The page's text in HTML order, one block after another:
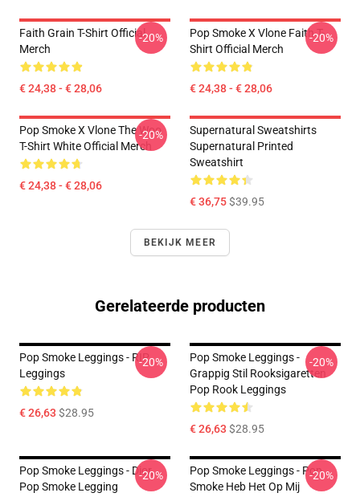
Faith Grain T-Shirt Official
Merch
€ 24,38 - € 28,06
-20%
Pop Smoke X Vlone Faith T-
Shirt Official Merch
€ 24,38 - € 28,06
-20%
Pop Smoke X Vlone The Woo
T-Shirt White Official Merch
€ 24,38 - € 28,06
-20%
Supernatural Sweatshirts
Supernatural Printed
Sweatshirt
€ 36,75$39.95
BEKIJK MEER
Gerelateerde producten
Pop Smoke Leggings - RIP
Leggings
€ 26,63 $28.95
-20%
Pop Smoke Leggings -
Grappig Stil Rooksigaretten
Pop Rook Leggings
€ 26,63 $28.95
-20%
Pop Smoke Leggings - Dior,
Pop Smoke Legging
-20%
Pop Smoke Leggings - Pop
Smoke Heb Het Op Mij
-20%